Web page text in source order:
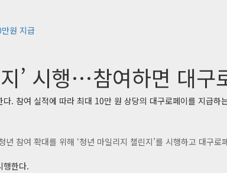
원 지급
’ 시행…참여하면 대
. 참여 실적에 따라 최대 10만 원 상당의 대구로페이를 지급하
년 참여 확대를 위해 ‘청년 마일리지 챌린지’를 시행하고 대구로
행한다.